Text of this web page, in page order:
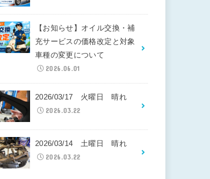
【お知らせ】オイル交換・補
充サービスの価格改定と対象
車種の変更について
2026.06.01
2026/03/17 火曜日 晴れ
2026.03.22
2026/03/14 土曜日 晴れ
2026.03.22